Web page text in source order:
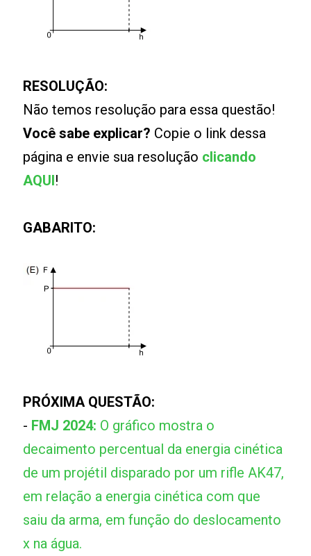
RESOLUÇÃO:
Não temos resolução para essa questão!
Você sabe explicar? Copie o link dessa
página e envie sua resolução clicando
AQUI!
GABARITO:
PRÓXIMA QUESTÃO:
- FMJ 2024: O gráfico mostra o
decaimento percentual da energia cinética
de um projétil disparado por um rifle AK47,
em relação a energia cinética com que
saiu da arma, em função do deslocamento
x na água.